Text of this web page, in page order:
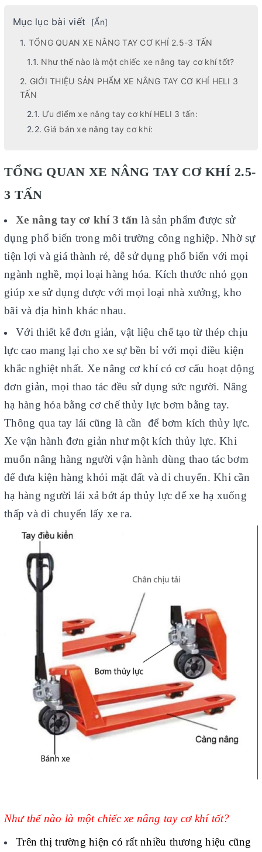
Mục lục bài viết [Ẩn]
TỔNG QUAN XE NÂNG TAY CƠ KHÍ 2.5-3 TẤN
Như thế nào là một chiếc xe nâng tay cơ khí tốt?
GIỚI THIỆU SẢN PHẨM XE NÂNG TAY CƠ KHÍ HELI 3
TẤN
Ưu điểm xe nâng tay cơ khí HELI 3 tấn:
Giá bán xe nâng tay cơ khí:
TỔNG QUAN XE NÂNG TAY CƠ KHÍ 2.5-
3 TẤN
Xe nâng tay cơ khí 3 tấn là sản phẩm được sử
dụng phổ biến trong môi trường công nghiệp. Nhờ sự
tiện lợi và giá thành rẻ, dễ sử dụng phổ biến với mọi
ngành nghề, mọi loại hàng hóa. Kích thước nhỏ gọn
giúp xe sử dụng được với mọi loại nhà xưởng, kho
bãi và địa hình khác nhau.
Với thiết kế đơn giản, vật liệu chế tạo từ thép chịu
lực cao mang lại cho xe sự bền bỉ với mọi điều kiện
khắc nghiệt nhất. Xe nâng cơ khí có cơ cấu hoạt động
đơn giản, mọi thao tác đều sử dụng sức người. Nâng
hạ hàng hóa bằng cơ chế thủy lực bơm bằng tay.
Thông qua tay lái cũng là cần để bơm kích thủy lực.
Xe vận hành đơn giản như một kích thủy lực. Khi
muốn nâng hàng người vận hành dùng thao tác bơm
để đưa kiện hàng khỏi mặt đất và di chuyển. Khi cần
hạ hàng người lái xả bớt áp thủy lực để xe hạ xuống
thấp và di chuyển lấy xe ra.
Như thế nào là một chiếc xe nâng tay cơ khí tốt?
Trên thị trường hiện có rất nhiều thương hiệu cũng